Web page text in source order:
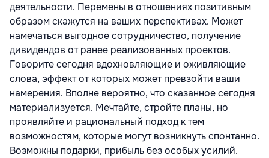
деятельности. Перемены в отношениях позитивным
образом скажутся на ваших перспективах. Может
намечаться выгодное сотрудничество, получение
дивидендов от ранее реализованных проектов.
Говорите сегодня вдохновляющие и оживляющие
слова, эффект от которых может превзойти ваши
намерения. Вполне вероятно, что сказанное сегодня
материализуется. Мечтайте, стройте планы, но
проявляйте и рациональный подход к тем
возможностям, которые могут возникнуть спонтанно.
Возможны подарки, прибыль без особых усилий.